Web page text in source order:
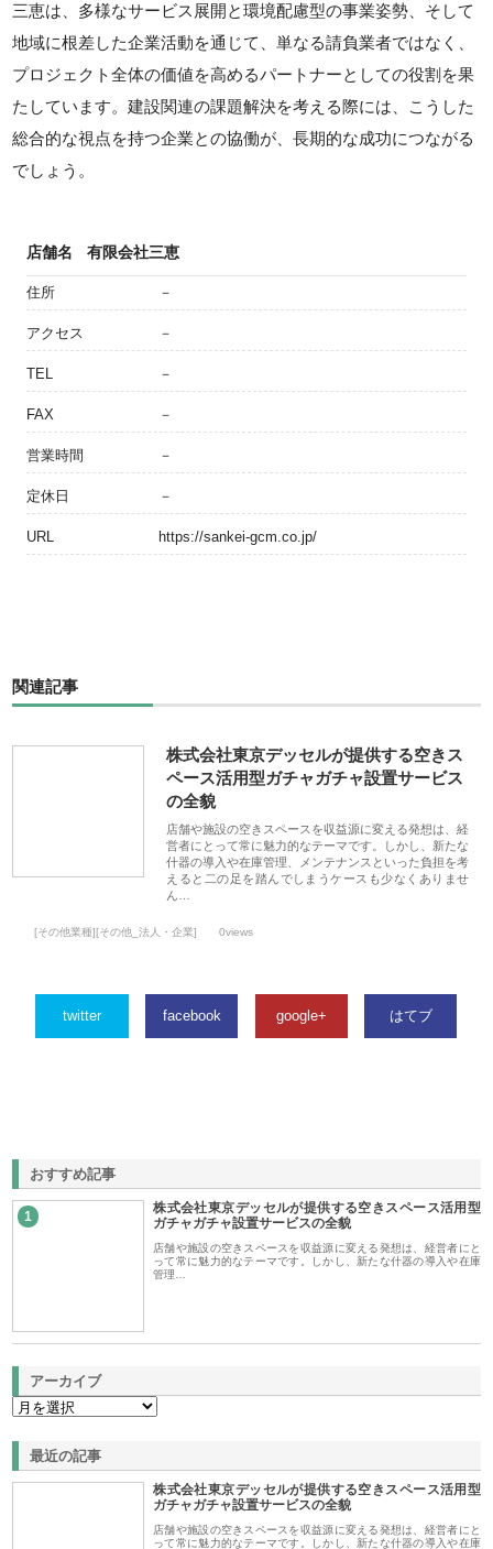
三恵は、多様なサービス展開と環境配慮型の事業姿勢、そして
地域に根差した企業活動を通じて、単なる請負業者ではなく、
プロジェクト全体の価値を高めるパートナーとしての役割を果
たしています。建設関連の課題解決を考える際には、こうした
総合的な視点を持つ企業との協働が、長期的な成功につながる
でしょう。
店舗名 有限会社三恵
住所 －
アクセス －
TEL －
FAX －
営業時間 －
定休日 －
URL https://sankei-gcm.co.jp/
関連記事
株式会社東京デッセルが提供する空きス
ペース活用型ガチャガチャ設置サービス
の全貌
店舗や施設の空きスペースを収益源に変える発想は、経
営者にとって常に魅力的なテーマです。しかし、新たな
什器の導入や在庫管理、メンテナンスといった負担を考
えると二の足を踏んでしまうケースも少なくありませ
ん…
[その他業種][その他_法人・企業] 0views
twitter facebook google+ はてブ
おすすめ記事
1
株式会社東京デッセルが提供する空きスペース活用型
ガチャガチャ設置サービスの全貌
店舗や施設の空きスペースを収益源に変える発想は、経営者にと
って常に魅力的なテーマです。しかし、新たな什器の導入や在庫
管理…
アーカイブ
最近の記事
株式会社東京デッセルが提供する空きスペース活用型
ガチャガチャ設置サービスの全貌
店舗や施設の空きスペースを収益源に変える発想は、経営者にと
って常に魅力的なテーマです。しかし、新たな什器の導入や在庫